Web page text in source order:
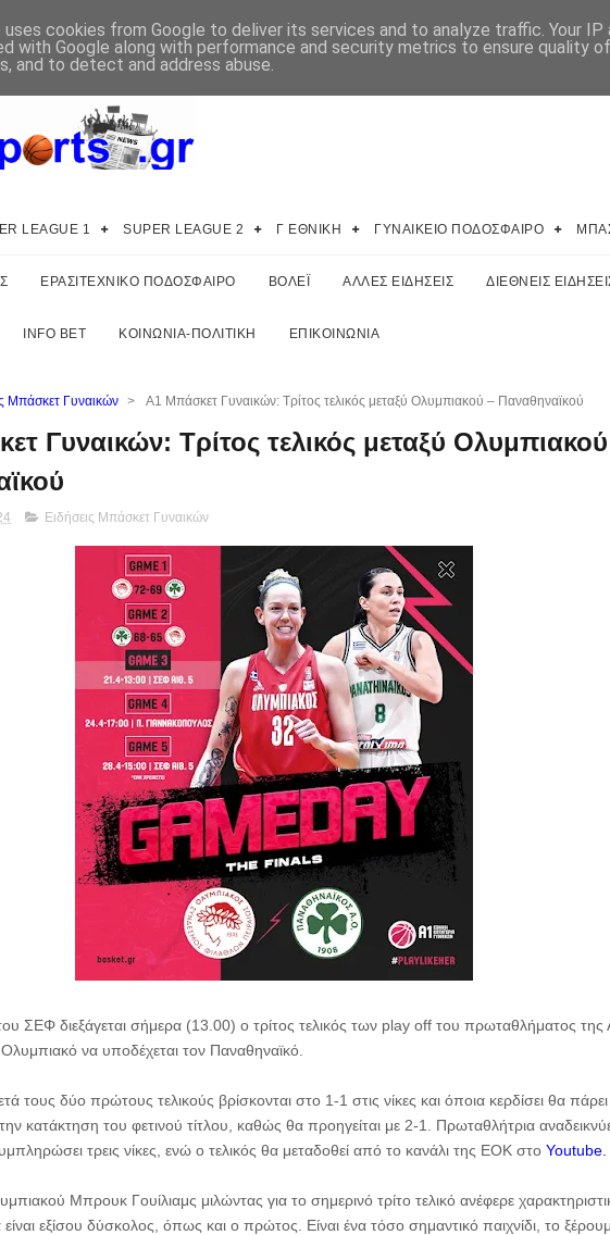
LEAGUE 1 SUPER LEAGUE 2 Γ ΕΘΝΙΚΗ ΓΥΝΑΙΚΕΙΟ ΠΟΔΟΣΦΑΙΡΟ
ΕΡΑΣΙΤΕΧΝΙΚΟ ΠΟΔΟΣΦΑΙΡΟ ΒΟΛΕΪ ΑΛΛΕΣ ΕΙΔΗΣΕΙΣ ΔΙΕΘΝΕΙΣ
INFO BET ΚΟΙΝΩΝΙΑ-ΠΟΛΙΤΙΚΗ ΕΠΙΚΟΙΝΩΝΙΑ
Μπάσκετ Γυναικών > Α1 Μπάσκετ Γυναικών: Τρίτος τελικός μεταξύ Ολυμπιακού – Παναθηναϊκού
Γυναικών: Τρίτος τελικός μεταξύ
Ειδήσεις Μπάσκετ Γυναικών
ΣΕΦ διεξάγεται σήμερα (13.00) ο τρίτος τελικός των play off του πρωταθλήματος της
να υποδέχεται τον Παναθηναϊκό.
τους δύο πρώτους τελικούς βρίσκονται στο 1-1 στις νίκες και όποια κερδίσει θα
κατάκτηση του φετινού τίτλου, καθώς θα προηγείται με 2-1. Πρωταθλήτρια
τρεις νίκες, ενώ ο τελικός θα μεταδοθεί από το κανάλι της ΕΟΚ στο Youtube.
Μπρουκ Γουίλιαμς μιλώντας για το σημερινό τρίτο τελικό ανέφερε
είναι εξίσου δύσκολος, όπως και ο πρώτος. Είναι ένα τόσο σημαντικό παιχνίδι, το
uses cookies from Google to deliver its services and to analyze traffic. Your IP
with Google along with performance and security metrics to ensure quality
and to detect and address abuse.